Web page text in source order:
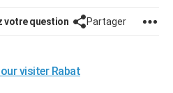
votre question Partager
visiter Rabat